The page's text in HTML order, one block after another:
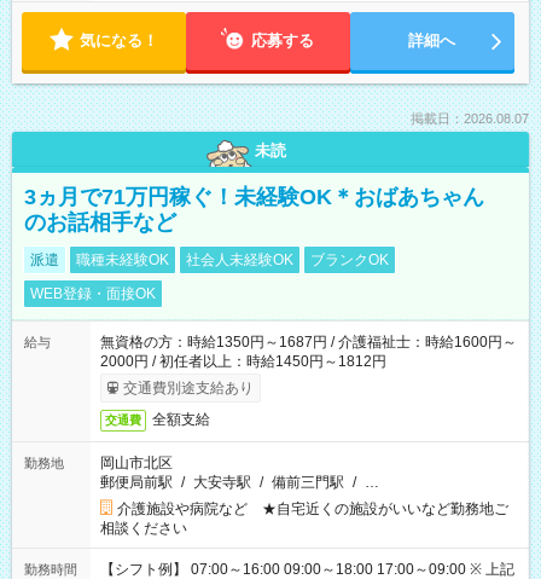
気になる！ 応募する 詳細へ
掲載日：2026.08.07
未読
3ヵ月で71万円稼ぐ！未経験OK＊おばあちゃん
のお話相手など
派遣 職種未経験OK 社会人未経験OK
ブランクOK
WEB登録・面接OK
給与
無資格の方：時給1350円～1687円 / 介護福祉士：時給1600円～
2000円 / 初任者以上：時給1450円～1812円
交通費別途支給あり
交通費 全額支給
勤務地
岡山市北区
郵便局前駅 / 大安寺駅 / 備前三門駅 / …
介護施設や病院など ★自宅近くの施設がいいなど勤務地ご
相談ください
勤務時間
【シフト例】 07:00～16:00 09:00～18:00 17:00～09:00 ※ 上記